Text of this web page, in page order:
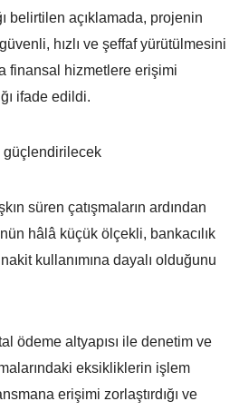
belirtilen açıklamada, projenin
hızlı ve şeffaf yürütülmesini
finansal hizmetlere erişimi
ifade edildi.
güçlendirilecek
süren çatışmaların ardından
hâlâ küçük ölçekli, bankacılık
kullanımına dayalı olduğunu
ödeme altyapısı ile denetim ve
eksikliklerin işlem
erişimi zorlaştırdığı ve